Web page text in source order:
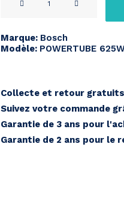
17,2Ah
Horizontale
Marque: Bosch
Modèle: POWERTUBE
Collecte et retour gratuits
Suivez votre commande
Garantie de 3 ans pour
Garantie de 2 ans pour le